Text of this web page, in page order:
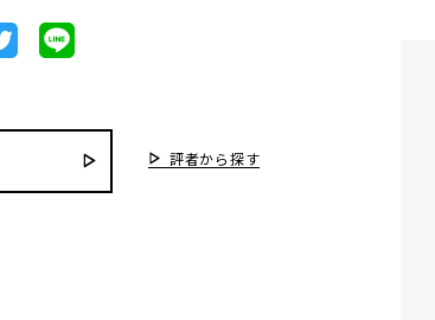
評者から探す